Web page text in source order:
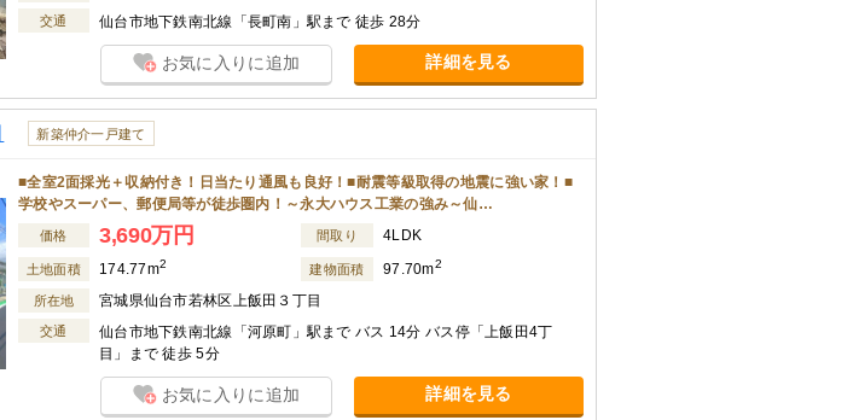
交通 仙台市地下鉄南北線「長町南」駅まで 徒歩 28分
お気に入りに追加 詳細を見る
新築仲介一戸建て
■全室2面採光＋収納付き！日当たり通風も良好！■耐震等級取得の地震に強い家！■
学校やスーパー、郵便局等が徒歩圏内！～永大ハウス工業の強み～仙…
価格 3,690万円 間取り 4LDK
土地面積 174.77m2 建物面積 97.70m2
所在地 宮城県仙台市若林区上飯田３丁目
交通
仙台市地下鉄南北線「河原町」駅まで バス 14分 バス停「上飯田4丁
目」まで 徒歩 5分
お気に入りに追加 詳細を見る